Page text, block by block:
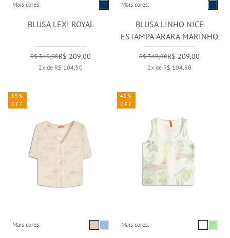
Mais cores:
BLUSA LEXI ROYAL
R$ 349,00R$ 209,00
2x de R$ 104,50
Mais cores:
BLUSA LINHO NICE
ESTAMPA ARARA MARINHO
R$ 349,00R$ 209,00
2x de R$ 104,50
Mais cores:
39%
OFF
Mais cores:
40%
OFF